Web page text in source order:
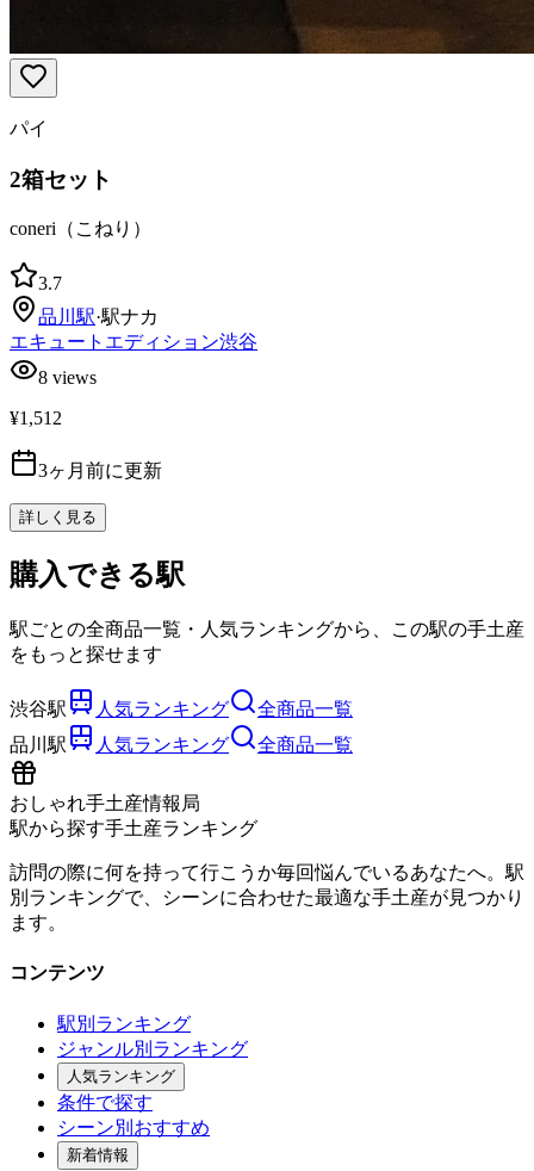
パイ
2箱セット
coneri（こねり）
3.7
品川 駅·駅ナカ
エキュートエディション渋谷
8 views
¥1,512
3ヶ月前に更新
詳しく見る
購入できる駅
駅ごとの全商品一覧・人気ランキングから、この駅の手土産
をもっと探せます
渋谷駅 人気ランキング
全商品一覧
品川駅
人気ランキング 全商品一覧
おしゃれ手土産情報局
駅から探す手土産ランキング
訪問の際に何を持って行こうか毎回悩んでいるあなたへ。駅
別ランキングで、シーンに合わせた最適な手土産が見つかり
ます。
コンテンツ
駅別ランキング
ジャンル別ランキング
人気ランキング
条件で探す
シーン別おすすめ
新着情報